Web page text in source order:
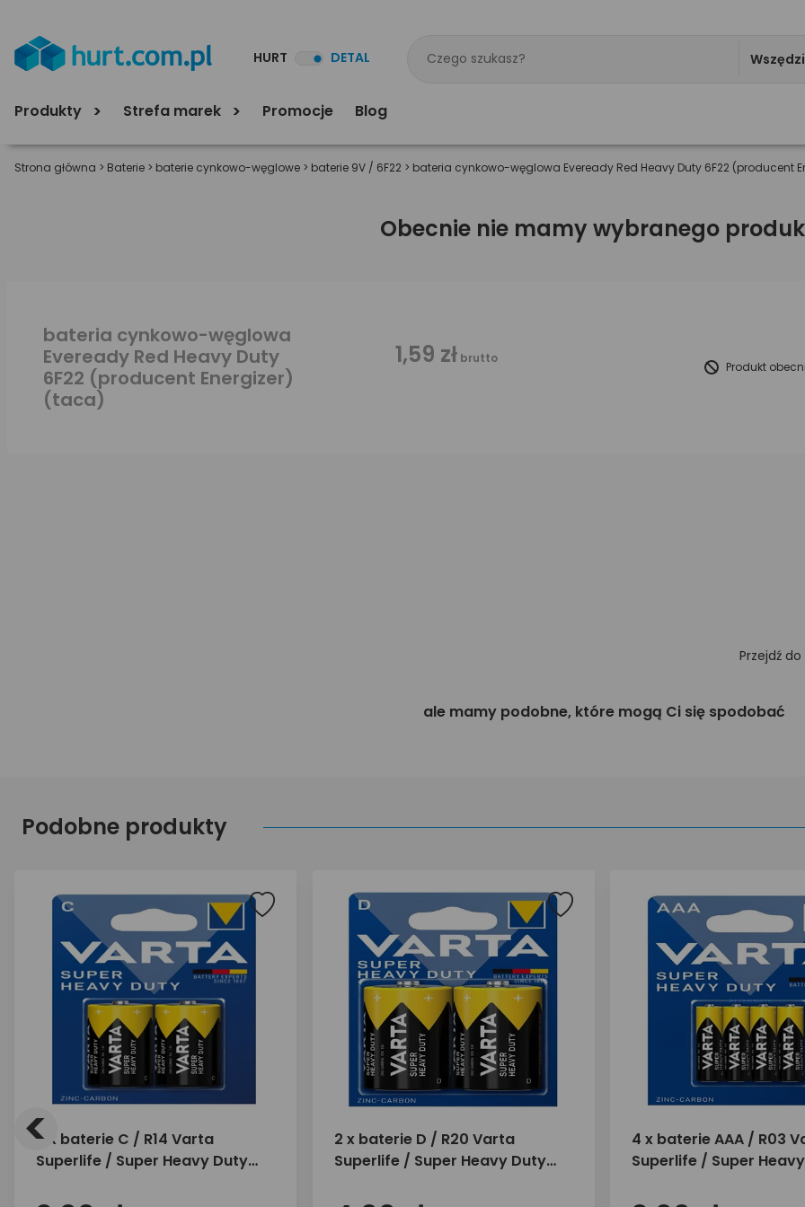
HURT DETAL
Produkty Strefa marek Promocje Blog
Strona główna > Baterie > baterie cynkowo-węglowe > baterie 9V / 6F22 > bateria cynkowo-węglowa Eveready Red Heavy Duty 6F22 (producent
Obecnie nie mamy wybranego
bateria cynkowo-węglowa
Eveready Red Heavy Duty
6F22 (producent Energizer)
(taca)
1,59 zł brutto
Produkt
Przejdź do
ale mamy podobne, które mogą Ci się spodobać
Podobne produkty
2 x baterie C / R14 Varta
Superlife / Super Heavy Duty
2 x baterie D / R20 Varta
Superlife / Super Heavy Duty
4 x baterie AAA / R03
Superlife / Super
<